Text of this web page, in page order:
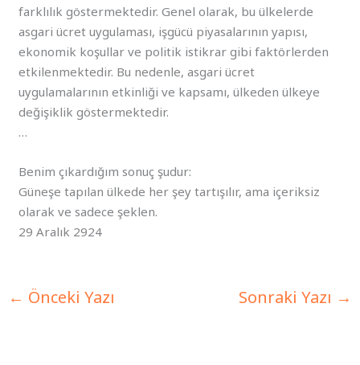
farklılık göstermektedir. Genel olarak, bu ülkelerde
asgari ücret uygulaması, işgücü piyasalarının yapısı,
ekonomik koşullar ve politik istikrar gibi faktörlerden
etkilenmektedir. Bu nedenle, asgari ücret
uygulamalarının etkinliği ve kapsamı, ülkeden ülkeye
değişiklik göstermektedir.
…
Benim çıkardığım sonuç şudur:
Güneşe tapılan ülkede her şey tartışılır, ama içeriksiz
olarak ve sadece şeklen.
29 Aralık 2924
← Önceki Yazı Sonraki Yazı →